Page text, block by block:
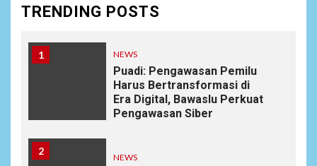
TRENDING POSTS
1 NEWS
Puadi: Pengawasan Pemilu
Harus Bertransformasi di
Era Digital, Bawaslu Perkuat
Pengawasan Siber
2
NEWS